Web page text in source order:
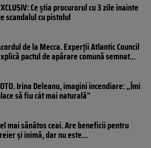
Ce știa procurorul cu 3 zile înainte
scandalul cu pistolul
de la Mecca. Experții Atlantic Council
pactul de apărare comună semnat...
Irina Deleanu, imagini incendiare: „Îmi
să fiu cât mai naturală”
mai sănătos ceai. Are beneficii pentru
și inimă, dar nu este...